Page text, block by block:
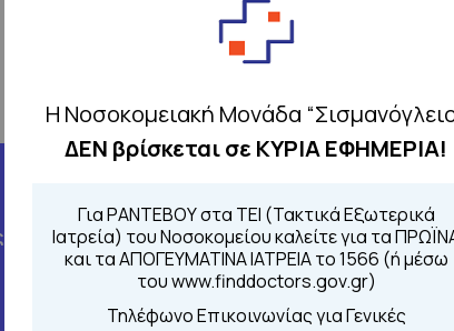
Η Νοσοκομειακή Μονάδα
ΔΕΝ βρίσκεται σε ΚΥΡΙΑ ΕΦΗΜΕΡΙΑ!
Για ΡΑΝΤΕΒΟΥ στα ΤΕΙ (Τακτικά Εξωτερικά
Ιατρεία) του Νοσοκομείου καλείτε για τα
και τα ΑΠΟΓΕΥΜΑΤΙΝΑ ΙΑΤΡΕΙΑ το 1566 (ή μέσω
του www.finddoctors.gov.gr)
Τηλέφωνο Επικοινωνίας για Γενικές
Περιοχής
Για τα
Από
Μέσω